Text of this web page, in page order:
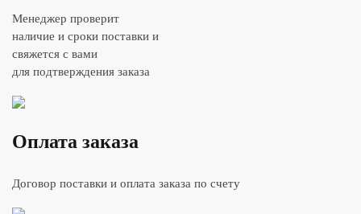
Менеджер проверит
наличие и сроки поставки и
свяжется с вами
для подтверждения заказа
Оплата заказа
Договор поставки и оплата заказа по счету